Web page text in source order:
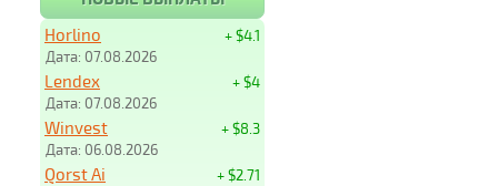
+ $4.1
Horlino
Дата: 07.08.2026
+ $4
Lendex
Дата: 07.08.2026
+ $8.3
Winvest
Дата: 06.08.2026
+ $2.71
Qorst Ai